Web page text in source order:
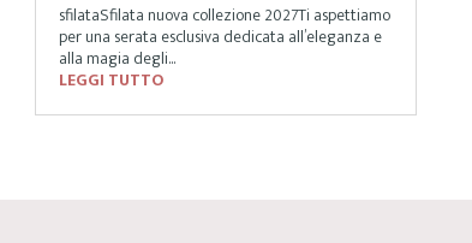
sfilataSfilata nuova collezione 2027Ti aspettiamo
per una serata esclusiva dedicata all’eleganza e
alla magia degli...
LEGGI TUTTO